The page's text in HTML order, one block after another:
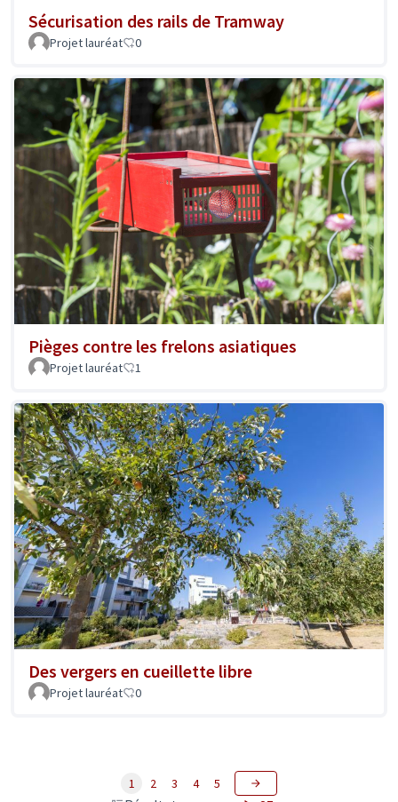
Sécurisation des rails de Tramway
Projet lauréat 0
Pièges contre les frelons asiatiques
Projet lauréat 1
Des vergers en cueillette libre
Projet lauréat 0
1 2 3 4 5